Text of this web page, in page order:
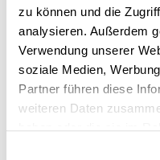
zu können und die
analysieren. Außerdem
Verwendung unserer
soziale Medien,
Partner führen diese
weiteren Daten